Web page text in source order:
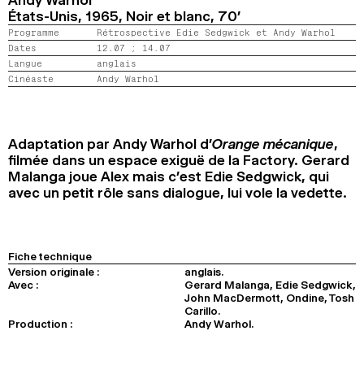
2024
2022
2020
RECHERCHE
États-Unis, 1965, Noir et blanc, 70’
Programme
Rétrospective Edie Sedgwick et Andy Warhol
Dates
12.07 ; 14.07
Langue
anglais
Cinéaste
Andy Warhol
Adaptation par Andy Warhol d’Orange mécanique,
filmée dans un espace exiguë de la Factory. Gerard
Malanga joue Alex mais c’est Edie Sedgwick, qui
avec un petit rôle sans dialogue, lui vole la vedette.
Fiche technique
Version originale :
anglais.
Avec :
Gerard Malanga, Edie Sedgwick,
John MacDermott, Ondine, Tosh
Carillo.
Production :
Andy Warhol.